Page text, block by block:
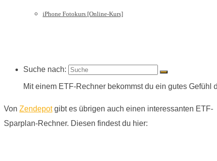
iPhone Fotokurs [Online-Kurs]
Suche nach:
Mit einem ETF-Rechner bekommst du ein gutes
Von Zendepotgibt es übrigen auch einen interessanten ETF-
Sparplan-Rechner. Diesen findest du hier: